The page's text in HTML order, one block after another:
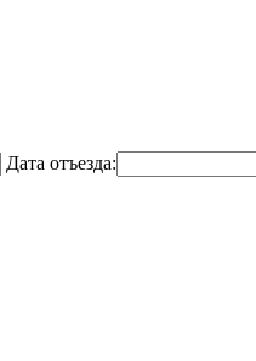
Дата отъезда: